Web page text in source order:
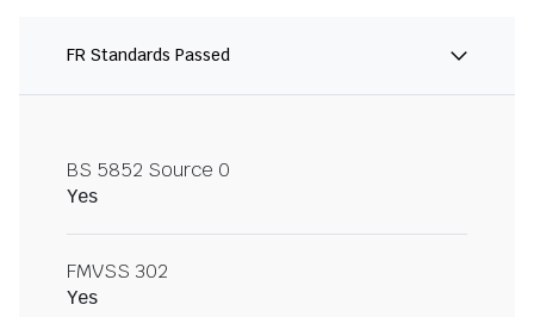
FR Standards Passed
BS 5852 Source 0
Yes
FMVSS 302
Yes